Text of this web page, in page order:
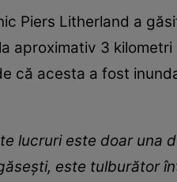
Piers Litherland a
aproximativ 3
că acesta a fost
lucruri este doar
este tulburător